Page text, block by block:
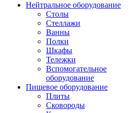
Нейтральное оборудование
Столы
Стеллажи
Ванны
Полки
Шкафы
Тележки
Вспомогательное
оборудование
Пищевое оборудование
Плиты
Сковороды